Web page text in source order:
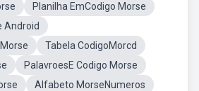
Planilha EmCodigo Morse
Android
Tabela CodigoMorcd
PalavroesE Codigo Morse
Alfabeto MorseNumeros